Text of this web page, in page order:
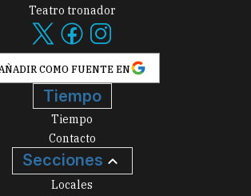
Teatro tronador
COMO FUENTE EN
Tiempo
Tiempo
Contacto
Secciones
Locales